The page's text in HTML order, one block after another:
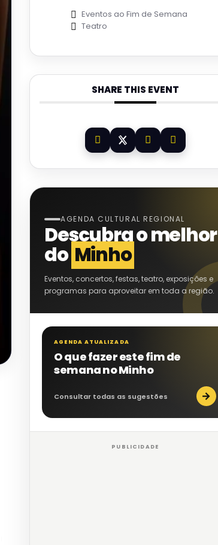
Eventos ao Fim de Semana
Teatro
SHARE THIS EVENT
AGENDA CULTURAL REGIONAL
Descubra o melhor
do Minho
Eventos, concertos, festas, teatro, exposições e
programas para aproveitar em toda a região.
AGENDA ATUALIZADA
O que fazer este fim de
semana no Minho
Consultar todas as sugestões →
PUBLICIDADE